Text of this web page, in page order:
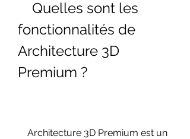
fonctionnalités de
Architecture 3D
Premium ?